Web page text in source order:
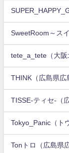
SweetRoom～ス
tete_a_tete（大阪
THINK（広島県広
TISSE-ティセ-（
Tokyo_Panic（ト
Tonトロ（広島県